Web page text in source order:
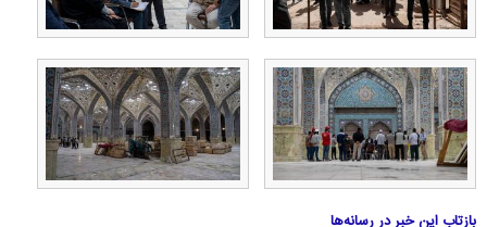
بازتاب این خبر در رسانه‌ها